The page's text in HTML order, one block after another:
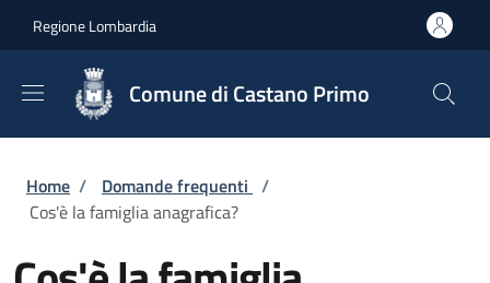
Regione Lombardia
Comune di Castano Primo
Briciole di pane
Home / Domande frequenti /
Cos'è la famiglia anagrafica?